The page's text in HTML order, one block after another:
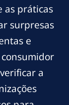
as práticas
surpresas
e
a